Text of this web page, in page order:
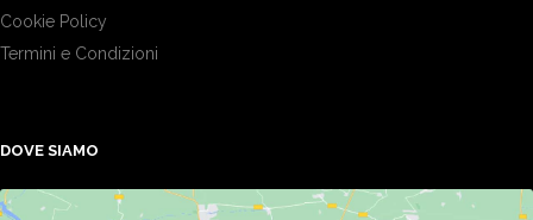
Cookie Policy
Termini e Condizioni
DOVE SIAMO